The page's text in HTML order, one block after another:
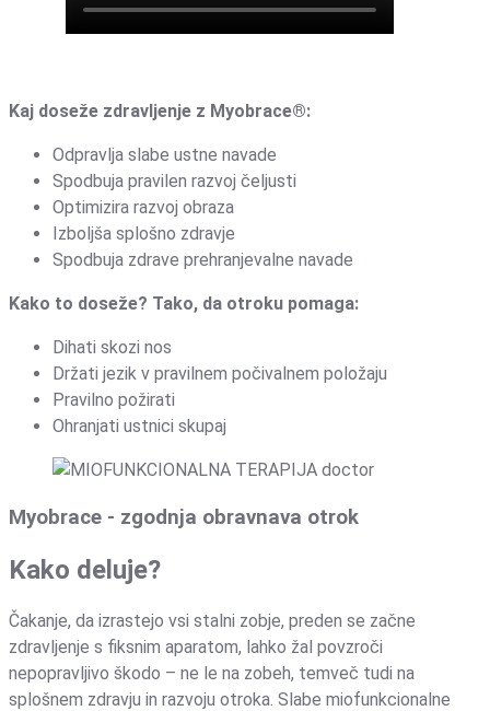
Kaj doseže zdravljenje z Myobrace®:
Odpravlja slabe ustne navade
Spodbuja pravilen razvoj čeljusti
Optimizira razvoj obraza
Izboljša splošno zdravje
Spodbuja zdrave prehranjevalne navade
Kako to doseže? Tako, da otroku pomaga:
Dihati skozi nos
Držati jezik v pravilnem počivalnem položaju
Pravilno požirati
Ohranjati ustnici skupaj
Myobrace - zgodnja obravnava otrok
Kako deluje?
Čakanje, da izrastejo vsi stalni zobje, preden se začne
zdravljenje s fiksnim aparatom, lahko žal povzroči
nepopravljivo škodo – ne le na zobeh, temveč tudi na
splošnem zdravju in razvoju otroka. Slabe miofunkcionalne